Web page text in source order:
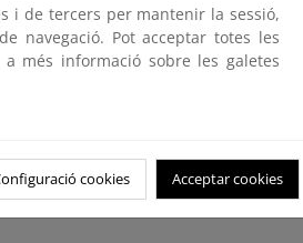
e importantes retos por superar
un mecanismo para la reducción
con potente efecto invernadero, con
puede llegar hasta 1 ºC como
refrigeración, aire acondicionado y
i de tercers per mantenir la sessió,
navegació. Pot acceptar totes les
més informació sobre les galetes
cookies Acceptar cookies